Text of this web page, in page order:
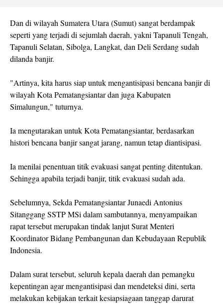
Dan di wilayah Sumatera Utara (Sumut) sangat berdampak
seperti yang terjadi di sejumlah daerah, yakni Tapanuli Tengah,
Tapanuli Selatan, Sibolga, Langkat, dan Deli Serdang sudah
dilanda banjir.
"Artinya, kita harus siap untuk mengantisipasi bencana banjir di
wilayah Kota Pematangsiantar dan juga Kabupaten
Simalungun," tuturnya.
Ia mengutarakan untuk Kota Pematangsiantar, berdasarkan
histori bencana banjir sangat jarang, namun tetap diantisipasi.
Ia menilai penentuan titik evakuasi sangat penting ditentukan.
Sehingga apabila terjadi banjir, titik evakuasi sudah ada.
Sebelumnya, Sekda Pematangsiantar Junaedi Antonius
Sitanggang SSTP MSi dalam sambutannya, menyampaikan
rapat tersebut merupakan tindak lanjut Surat Menteri
Koordinator Bidang Pembangunan dan Kebudayaan Republik
Indonesia.
Dalam surat tersebut, seluruh kepala daerah dan pemangku
kepentingan agar mengantisipasi dan mendeteksi dini, serta
melakukan kebijakan terkait kesiapsiagaan tanggap darurat